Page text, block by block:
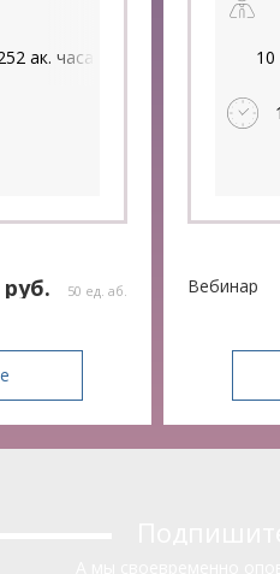
ак. часа
руб. 50 ед. аб.
в
Вебинар